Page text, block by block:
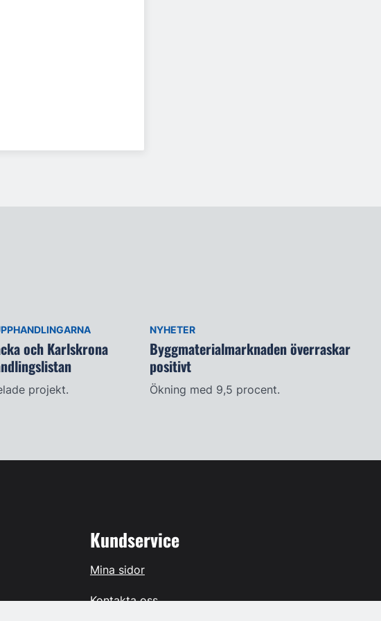
och Karlskrona
projekt.
NYHETER
Byggmaterialmarknaden överraskar
positivt
Ökning med 9,5 procent.
Kundservice
Mina sidor
Kontakta oss